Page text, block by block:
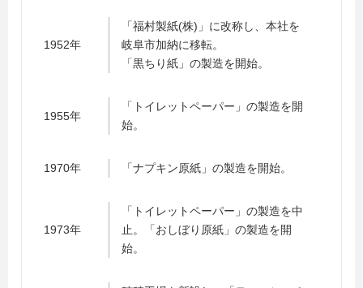
1952年
「福村製紙(株)」に改称し、本社を
岐阜市加納に移転。
「黒ちり紙」の製造を開始。
1955年
「トイレットペーパー」の製造を開
始。
1970年 「ナプキン原紙」の製造を開始。
1973年
「トイレットペーパー」の製造を中
止。「おしぼり原紙」の製造を開
始。